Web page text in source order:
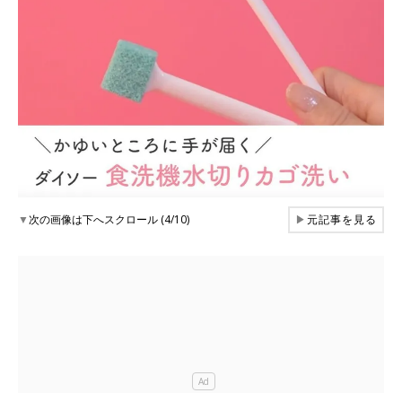
▼次の画像は下へスクロール (4/10) ▶元記事を見る